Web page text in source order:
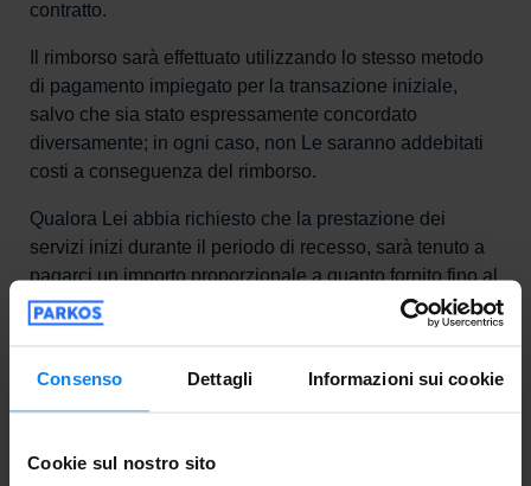
Consenso Dettagli Informazioni sui cookie
Cookie sul nostro sito
contratto.
Il rimborso sarà effettuato utilizzando lo stesso metodo
di pagamento impiegato per la transazione iniziale,
salvo che sia stato espressamente concordato
diversamente; in ogni caso, non Le saranno addebitati
costi a conseguenza del rimborso.
Qualora Lei abbia richiesto che la prestazione dei
servizi inizi durante il periodo di recesso, sarà tenuto a
pagarci un importo proporzionale a quanto fornito fino al
momento in cui ci ha comunicato il recesso dal presente
contratto, rispetto all’insieme delle prestazioni previste
Il diritto di recesso non si applica ai contratti aventi ad
finalità diverse da quelle abitative, al trasporto di beni, al